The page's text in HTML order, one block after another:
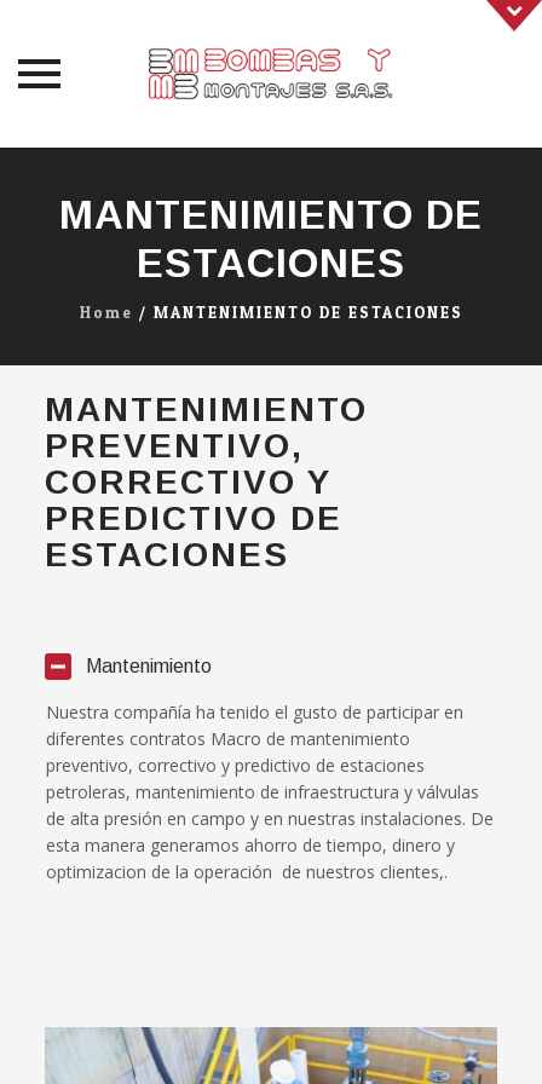
MANTENIMIENTO DE
ESTACIONES
Home / MANTENIMIENTO DE ESTACIONES
MANTENIMIENTO
PREVENTIVO,
CORRECTIVO Y
PREDICTIVO DE
ESTACIONES
Mantenimiento
Nuestra compañía ha tenido el gusto de participar en
diferentes contratos Macro de mantenimiento
preventivo, correctivo y predictivo de estaciones
petroleras, mantenimiento de infraestructura y válvulas
de alta presión en campo y en nuestras instalaciones. De
esta manera generamos ahorro de tiempo, dinero y
optimizacion de la operación de nuestros clientes,.